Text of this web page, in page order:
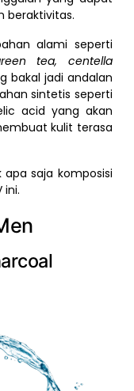
beraktivitas.
alami seperti
tea, centella
bakal jadi andalan
sintetis seperti
acid yang akan
kulit terasa
saja komposisi
ini.